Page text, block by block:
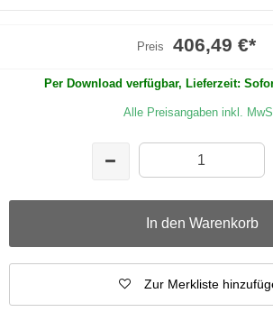
Preis 406,49 €*
Per Download verfügbar, Lieferzeit:
Alle Preisangaben inkl.
In den Warenkorb
Zur Merkliste